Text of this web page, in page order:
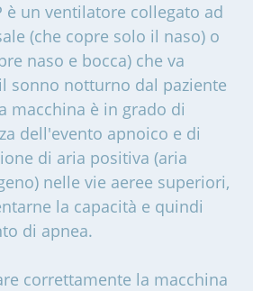
è un ventilatore collegato ad
(che copre solo il naso) o
naso e bocca) che va
sonno notturno dal paziente
macchina è in grado di
dell'evento apnoico e di
di aria positiva (aria
nelle vie aeree superiori,
la capacità e quindi
di apnea.
correttamente la macchina